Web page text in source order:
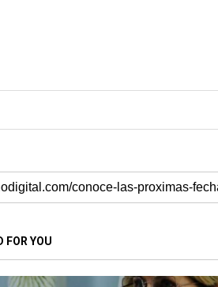
FOR YOU